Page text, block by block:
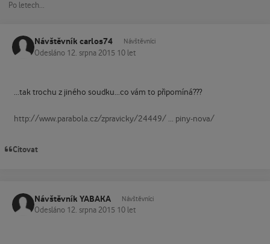
Po letech...
Návštěvník carlos74 Návštěvníci
Odesláno 12. srpna 2015 10 let
...tak trochu z jiného soudku...co vám to připomíná???
http://www.parabola.cz/zpravicky/24449/ ... piny-nova/
Citovat
Návštěvník YABAKA Návštěvníci
Odesláno 12. srpna 2015 10 let